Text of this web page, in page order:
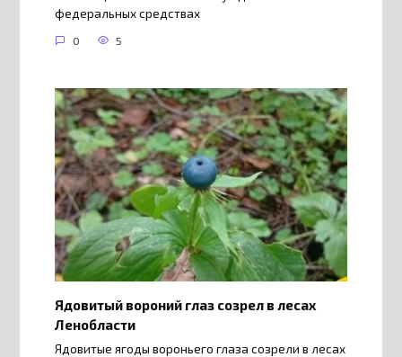
федеральных средствах
0 5
Ядовитый вороний глаз созрел в лесах
Ленобласти
Ядовитые ягоды вороньего глаза созрели в лесах